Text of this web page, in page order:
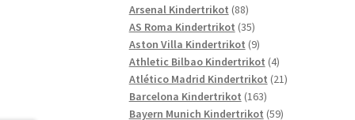
Arsenal Kindertrikot 8888
Produkte
AS Roma Kindertrikot 3535
Produkte
Aston Villa Kindertrikot 99
Produkte
Athletic Bilbao Kindertrikot 44
Produkte
Atlético Madrid Kindertrikot 2121
Barcelona Kindertrikot 163163
Produkte
Bayern Munich Kindertrikot 5959